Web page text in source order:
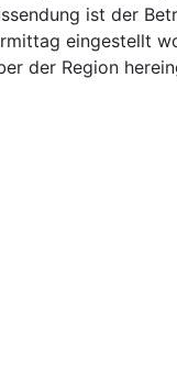
ist der
eingestellt
der Region